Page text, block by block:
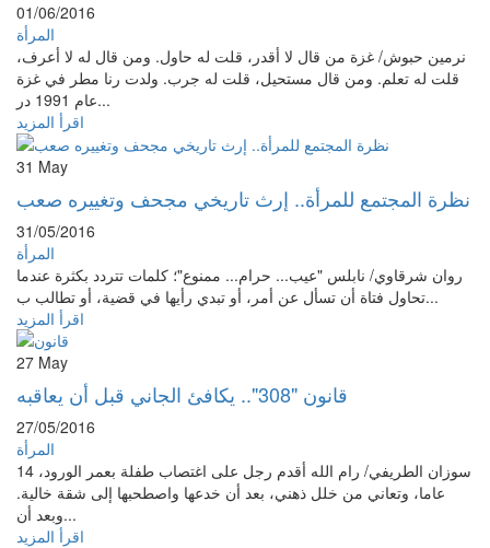
01/06/2016
المرأة
نرمين حبوش/ غزة من قال لا أقدر، قلت له حاول. ومن قال له لا أعرف،
قلت له تعلم. ومن قال مستحيل، قلت له جرب. ولدت رنا مطر في غزة
عام 1991 در...
اقرأ المزيد
31 May
نظرة المجتمع للمرأة.. إرث تاريخي مجحف وتغييره صعب
31/05/2016
المرأة
روان شرقاوي/ نابلس "عيب... حرام... ممنوع"؛ كلمات تتردد بكثرة عندما
تحاول فتاة أن تسأل عن أمر، أو تبدي رأيها في قضية، أو تطالب ب...
اقرأ المزيد
27 May
قانون "308".. يكافئ الجاني قبل أن يعاقبه
27/05/2016
المرأة
سوزان الطريفي/ رام الله أقدم رجل على اغتصاب طفلة بعمر الورود، 14
عاما، وتعاني من خلل ذهني، بعد أن خدعها واصطحبها إلى شقة خالية.
وبعد أن...
اقرأ المزيد